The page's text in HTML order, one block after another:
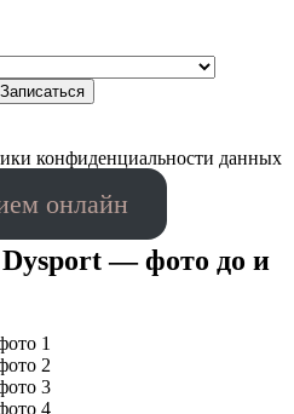
Записаться
конфиденциальности данных
онлайн
— фото до и